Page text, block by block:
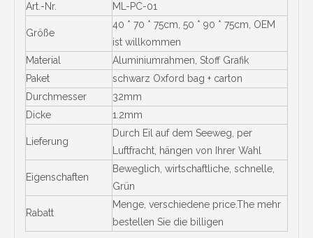
Art.-Nr.
ML-PC-01
Größe
40 * 70 * 75cm, 50 * 90 * 75cm, OEM
ist willkommen
Material
Aluminiumrahmen, Stoff Grafik
Paket
schwarz Oxford bag + carton
Durchmesser
32mm
Dicke
1.2mm
Lieferung
Durch Eil auf dem Seeweg, per
Luftfracht, hängen von Ihrer Wahl
Eigenschaften
Beweglich, wirtschaftliche, schnelle,
Grün
Rabatt
Menge, verschiedene price.The mehr
bestellen Sie die billigen